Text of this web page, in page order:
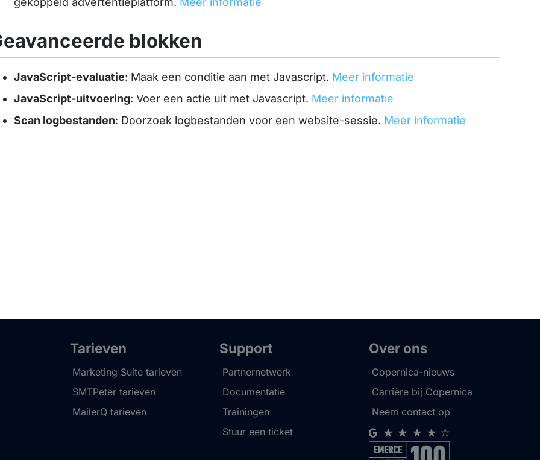
blokken
JavaScript-evaluatie: Maak een conditie aan met Javascript. Meer informatie
JavaScript-uitvoering: Voer een actie uit met Javascript. Meer informatie
Scan logbestanden: Doorzoek logbestanden voor een website-sessie. Meer informatie
Tarieven
Marketing Suite tarieven
SMTPeter tarieven
MailerQ tarieven
Support
Partnernetwerk
Documentatie
Trainingen
Stuur een ticket
Over ons
Copernica-nieuws
Carrière bij Copernica
Neem contact op